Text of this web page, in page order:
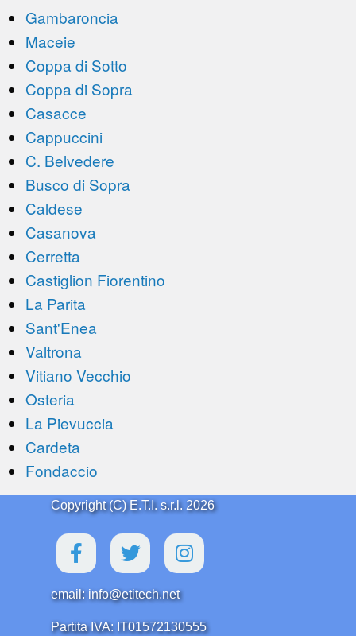
Gambaroncia
Maceie
Coppa di Sotto
Coppa di Sopra
Casacce
Cappuccini
C. Belvedere
Busco di Sopra
Caldese
Casanova
Cerretta
Castiglion Fiorentino
La Parita
Sant'Enea
Valtrona
Vitiano Vecchio
Osteria
La Pievuccia
Cardeta
Fondaccio
Copyright (C) E.T.I. s.r.l. 2026
email: info@etitech.net
Partita IVA: IT01572130555